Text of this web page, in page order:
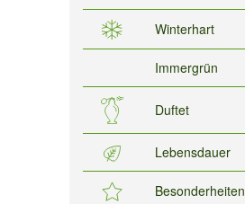
Winterhart
Immergrün
Duftet
Lebensdauer
Besonderheiten